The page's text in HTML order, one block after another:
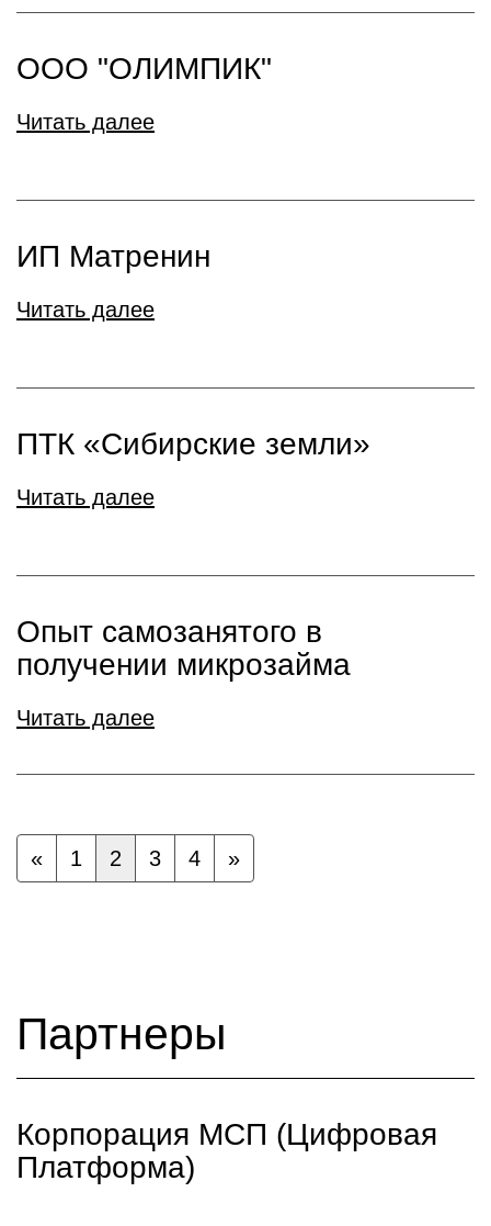
ООО "ОЛИМПИК"
Читать далее
ИП Матренин
Читать далее
ПТК «Сибирские земли»
Читать далее
Опыт самозанятого в
получении микрозайма
Читать далее
« 1 2 3 4 »
Партнеры
Корпорация МСП (Цифровая
Платформа)